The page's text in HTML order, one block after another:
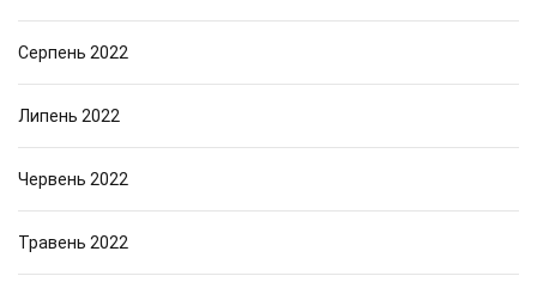
Серпень 2022
Липень 2022
Червень 2022
Травень 2022